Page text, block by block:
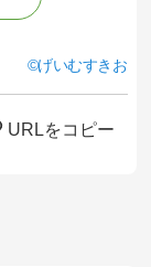
げいむすきお
URLをコピー